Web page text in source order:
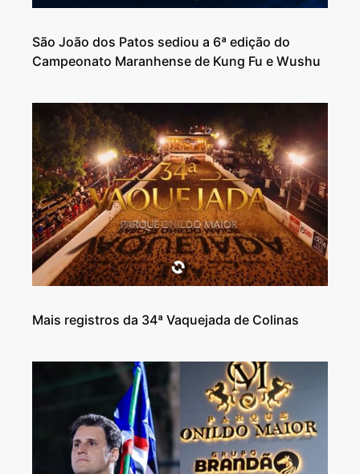
São João dos Patos sediou a 6ª edição do
Campeonato Maranhense de Kung Fu e Wushu
Mais registros da 34ª Vaquejada de Colinas